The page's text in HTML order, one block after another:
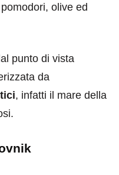
olive ed
punto di vista
da
, infatti il mare della